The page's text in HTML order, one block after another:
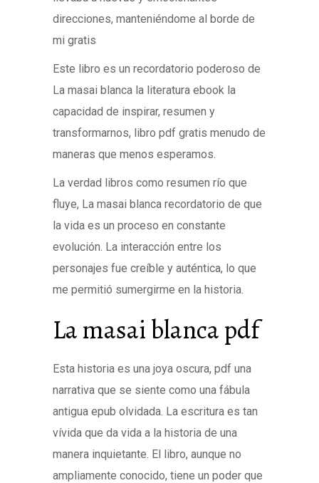
direcciones, manteniéndome al borde de
mi gratis
Este libro es un recordatorio poderoso de
La masai blanca la literatura ebook la
capacidad de inspirar, resumen y
transformarnos, libro pdf gratis menudo de
maneras que menos esperamos.
La verdad libros como resumen río que
fluye, La masai blanca recordatorio de que
la vida es un proceso en constante
evolución. La interacción entre los
personajes fue creíble y auténtica, lo que
me permitió sumergirme en la historia.
La masai blanca pdf
Esta historia es una joya oscura, pdf una
narrativa que se siente como una fábula
antigua epub olvidada. La escritura es tan
vívida que da vida a la historia de una
manera inquietante. El libro, aunque no
ampliamente conocido, tiene un poder que